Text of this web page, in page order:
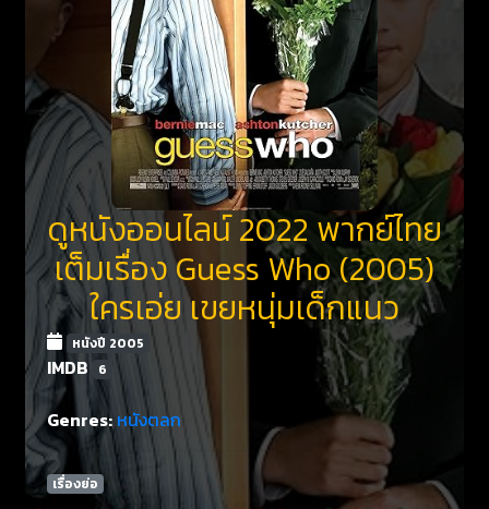
ดูหนังออนไลน์ 2022 พากย์ไทย
เต็มเรื่อง Guess Who (2005)
ใครเอ่ย เขยหนุ่มเด็กแนว
หนังปี 2005
IMDB 6
Genres: หนังตลก
เรื่องย่อ